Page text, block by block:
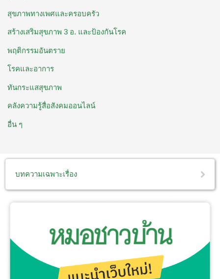
สุขภาพทางเพศและครอบครัว
สร้างเสริมสุขภาพ 3 อ. ​และป้องกันโรค
พฤติกรรมอันตราย
โรคและอาการ
ทันกระแสสุขภาพ
คลังความรู้สื่อสังคมออนไลน์
อื่น ๆ
บทความเฉพาะเรื่อง